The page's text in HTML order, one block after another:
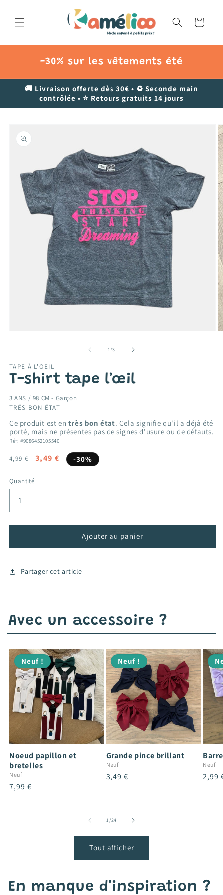
au
contenu
Panier
-30% sur les vêtements été
🚚 Livraison offerte dès 30€ • ♻️ Seconde main
contrôlée • ⭐ Retours gratuits 14 jours
produits
dans
fenêtre
modale
1/de
3
TAPE À L'OEIL
T-shirt tape l’œil
3 ANS / 98 CM - Garçon
TRÉS BON ÉTAT
Ce produit est en très bon état. Cela signifie qu'il a déjà été
porté, mais ne présentes pas de signes d'usure ou de défauts.
Réf: #9086452105540
Prix
4,99 €
Prix
3,49 € -30%
Quantité
Ajouter au panier
Partager cet article
Avec un accessoire ?
Neuf !
Noeud papillon et
bretelles
Neuf
Prix
7,99 €
Neuf !
Grande pince brillant
Neuf
Prix
3,49 €
Neuf
Prix
2,99
1/de
24
Tout afficher
En manque d'inspiration ?